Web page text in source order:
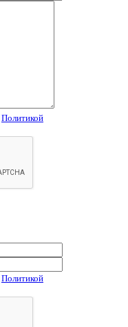
Политикой
Политикой